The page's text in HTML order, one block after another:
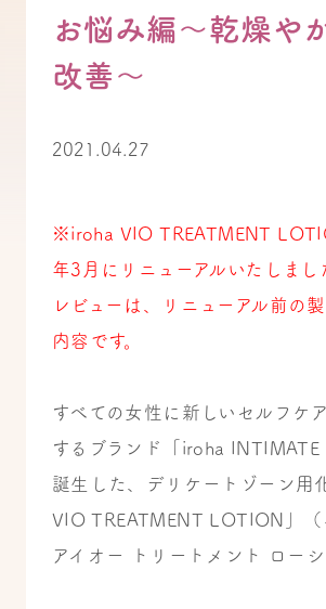
お悩み編～乾燥や
改善～
2021.04.27
※iroha VIO TREATMENT
年3月にリニューアルいたしまし
レビューは、リニューアル前の
内容です。
すべての女性に新しいセルフケ
するブランド「iroha INTIMATE
誕生した、デリケートゾーン用
VIO TREATMENT LOTION」（
アイオー トリートメント ローシ